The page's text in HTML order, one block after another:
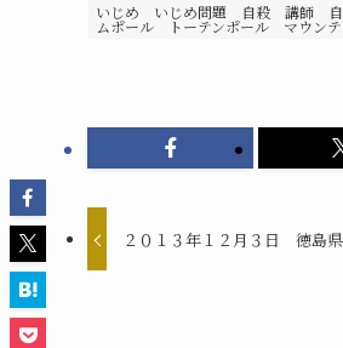
いじめ いじめ問題 自殺 講師
ムポール トーテンポール マウン
２０１３年１２月３日 徳島